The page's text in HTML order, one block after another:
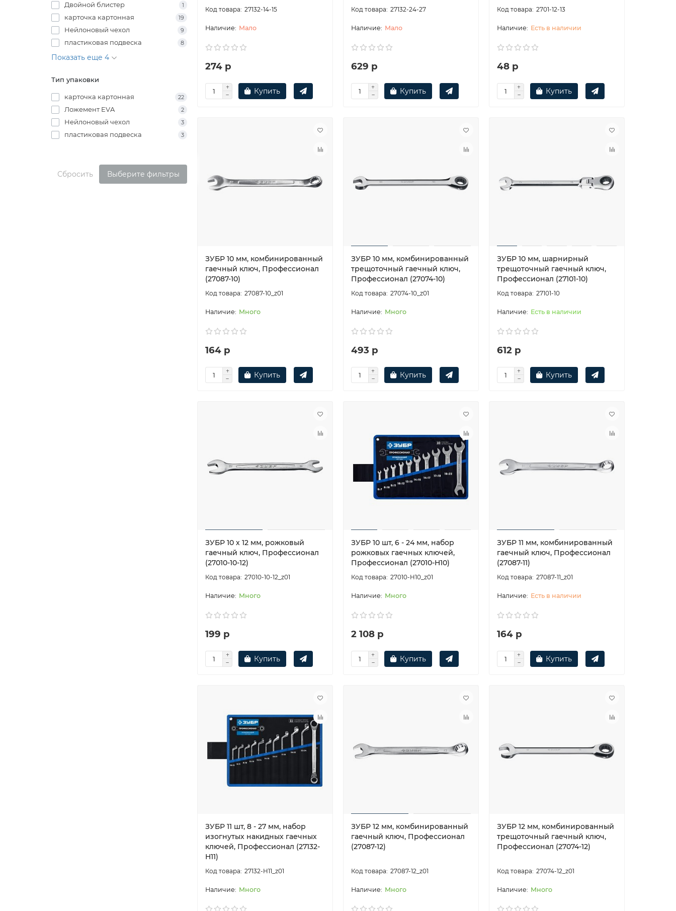
Двойной блистер 1
карточка картонная 19
Нейлоновый чехол 9
пластиковая подвеска 8
Показать еще 4
Тип упаковки
карточка картонная 22
Ложемент EVA 2
Нейлоновый чехол 3
пластиковая подвеска 3
Сбросить Выберите фильтры
27132-14-15
Мало
274 р
Купить
27132-24-27
Мало
629 р
Купить
2701-12-13
Есть в наличии
48 р
Купить
ЗУБР 10 мм, комбинированный
гаечный ключ, Профессионал
(27087-10)
27087-10_z01
Много
164 р
Купить
ЗУБР 10 мм, комбинированный
трещоточный гаечный ключ,
Профессионал (27074-10)
27074-10_z01
Много
493 р
Купить
ЗУБР 10 мм, шарнирный
трещоточный гаечный ключ,
Профессионал (27101-10)
27101-10
Есть в наличии
612 р
Купить
ЗУБР 10 х 12 мм, рожковый
гаечный ключ, Профессионал
(27010-10-12)
27010-10-12_z01
Много
199 р
Купить
ЗУБР 10 шт, 6 - 24 мм, набор
рожковых гаечных ключей,
Профессионал (27010-H10)
27010-H10_z01
Много
2 108 р
Купить
ЗУБР 11 мм, комбинированный
гаечный ключ, Профессионал
(27087-11)
27087-11_z01
Есть в наличии
164 р
Купить
ЗУБР 11 шт, 8 - 27 мм, набор
изогнутых накидных гаечных
ключей, Профессионал (27132-
H11)
27132-H11_z01
Много
ЗУБР 12 мм, комбинированный
гаечный ключ, Профессионал
(27087-12)
27087-12_z01
Много
ЗУБР 12 мм, комбинированный
трещоточный гаечный ключ,
Профессионал (27074-12)
27074-12_z01
Много